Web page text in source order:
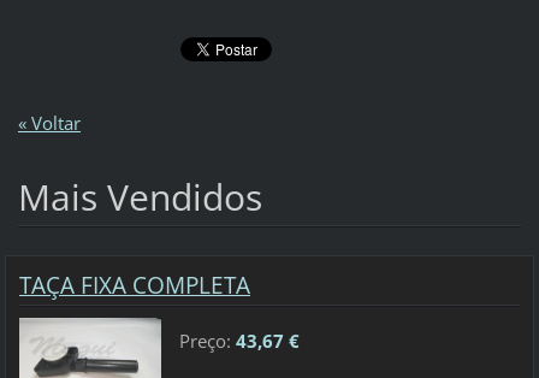
« Voltar
Mais Vendidos
TAÇA FIXA COMPLETA
Preço: 43,67 €